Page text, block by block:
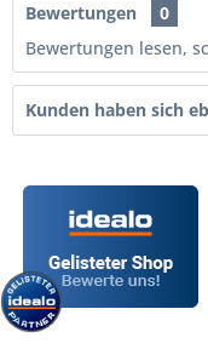
Bewertungen
0
Bewertungen lesen,
Kunden haben sich